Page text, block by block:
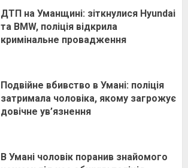
ДТП на Уманщині: зіткнулися Hyundai
та BMW, поліція відкрила
кримінальне провадження
Подвійне вбивство в Умані: поліція
затримала чоловіка, якому загрожує
довічне ув’язнення
В Умані чоловік поранив знайомого